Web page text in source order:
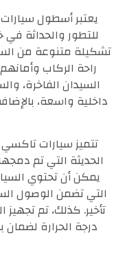
يعتبر أسطول
للتطور والحداثة
تشكيلة متنوعة من
راحة الركاب
السيدان الفاخرة،
داخلية واسعة،
تتميز سيارات تاكسي
الحديثة التي تم
يمكن أن تحتوي
التي تضمن الوصول
تأخير. كذلك، تم
درجة الحرارة